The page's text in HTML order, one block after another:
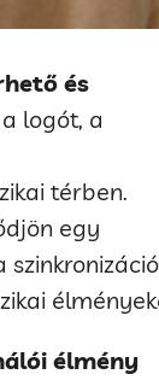
és
logót, a
térben.
egy
szinkronizáció
élmény